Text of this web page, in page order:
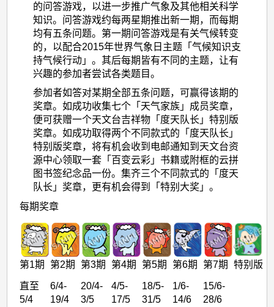
的问答游戏，以进一步推广气象及其他相关科学
知识。问答游戏约每两星期推出新一期，而每期
均有五条问题。第一期问答游戏是有关气候转变
的，以配合2015年世界气象日主题「气候知识支
持气候行动」。其后每期皆有不同的主题，让有
兴趣的参加者尝试各类题目。
参加者如答对某期全部五条问题，可赢得该期的
奖章。如成功收集七个「天气家族」成员奖章，
便可获赠一个天文台吉祥物「度天队长」特别版
奖章。如成功取得两个不同款式的「度天队长」
特别版奖章，将有机会收到电邮通知到天文台资
源中心领取一套「百变云彩」书籍或附框的云拼
图书签纪念品一份。集齐三个不同款式的「度天
队长」奖章，更有机会得到「特别大奖」。
每期奖章
第1期 第2期 第3期 第4期 第5期 第6期 第7期 特别版
直至
5/4
6/4-
19/4
20/4-
3/5
4/5-
17/5
18/5-
31/5
1/6-
14/6
15/6-
28/6